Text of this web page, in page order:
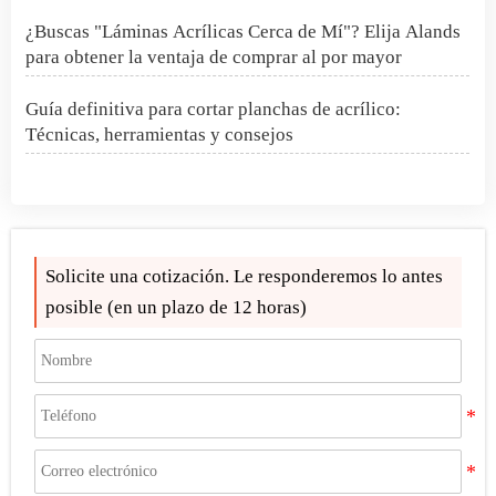
¿Buscas "Láminas Acrílicas Cerca de Mí"? Elija Alands
para obtener la ventaja de comprar al por mayor
Guía definitiva para cortar planchas de acrílico:
Técnicas, herramientas y consejos
Cómo hacer que la purpurina se adhiera al acrílico
Alands le invita a FIRMAR CHINA 2025
¿Buscas "Láminas Acrílicas Cerca de Mí"? Elija Alands
para obtener la ventaja de comprar al por mayor
Solicite una cotización. Le responderemos lo antes
posible (en un plazo de 12 horas)